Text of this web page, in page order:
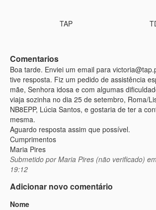
TAP
Comentarios
Boa tarde. Enviei um email para
tive resposta. Fiz um pedido de assistência
mãe, Senhora idosa e com algumas
viaja sozinha no dia 25 de setembro, Roma/
NB8EPP, Lúcia Santos, e gostaria de ter a
mesma.
Aguardo resposta assim que possível.
Cumprimentos
Maria Pires
Submetido porMaria Pires (não verificado)
19:12
Adicionar novo comentário
Nome